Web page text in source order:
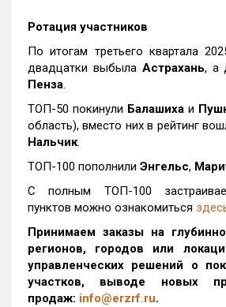
Ротация участников
По итогам третьего квартала
двадцатки выбыла Астрахань, а
Пенза.
ТОП-50 покинули Балашиха и
область), вместо них в рейтинг
Нальчик.
ТОП-100 пополнили Энгельс,
С полным ТОП-100
пунктов можно ознакомиться
Принимаем заказы на
регионов, городов или
управленческих решений о
участков, выводе новых
продаж: info@erzrf.ru.